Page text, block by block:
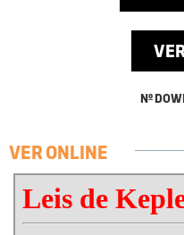
Nº
VER ONLINE